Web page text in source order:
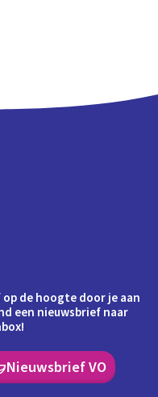
de hoogte door je aan
een nieuwsbrief naar
Nieuwsbrief VO